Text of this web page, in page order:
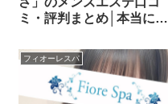
ミ・評判まとめ│本当に人
べてみた！
フィオーレスパ